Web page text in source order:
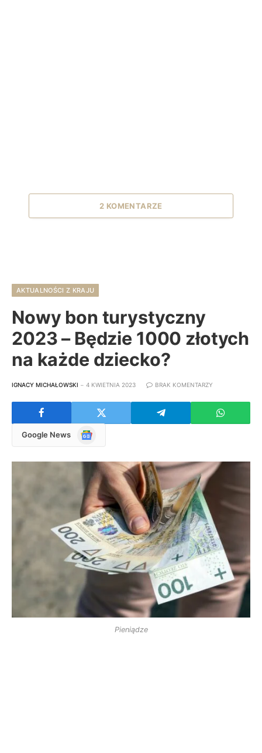
2 KOMENTARZE
AKTUALNOŚCI Z KRAJU
Nowy bon turystyczny
2023 – Będzie 1000 złotych
na każde dziecko?
IGNACY MICHAŁOWSKI 4 KWIETNIA 2023 BRAK KOMENTARZY
Google News
Google
Pieniądze